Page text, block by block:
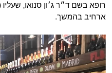
רופא בשם ד״ר ג׳ון סנואו,
ארחיב בהמשך.